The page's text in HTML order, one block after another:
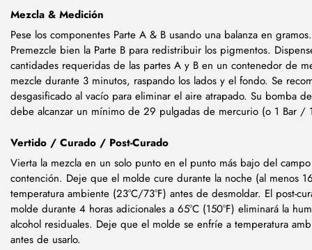
Mezcla & Medición
Pese los componentes Parte A & B usando una balanza en gramos.
Premezcle bien la Parte B para redistribuir los pigmentos.
cantidades requeridas de las partes A y B en un contenedor de
mezcle durante 3 minutos, raspando los lados y el fondo. Se
desgasificado al vacío para eliminar el aire atrapado. Su bomba
debe alcanzar un mínimo de 29 pulgadas de mercurio (o 1 Bar /
Vertido / Curado / Post-Curado
Vierta la mezcla en un solo punto en el punto más bajo del
contención. Deje que el molde cure durante la noche (al menos
temperatura ambiente (23°C/73°F) antes de desmoldar. El post-
molde durante 4 horas adicionales a 65°C (150°F) eliminará la
alcohol residuales. Deje que el molde se enfríe a temperatura
antes de usarlo.